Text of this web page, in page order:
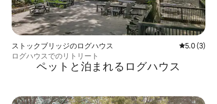
ストックブリッジのログハウス レビュー3
5.0 (3)
ログハウスでのリトリート
ペットと泊まれるログハウス